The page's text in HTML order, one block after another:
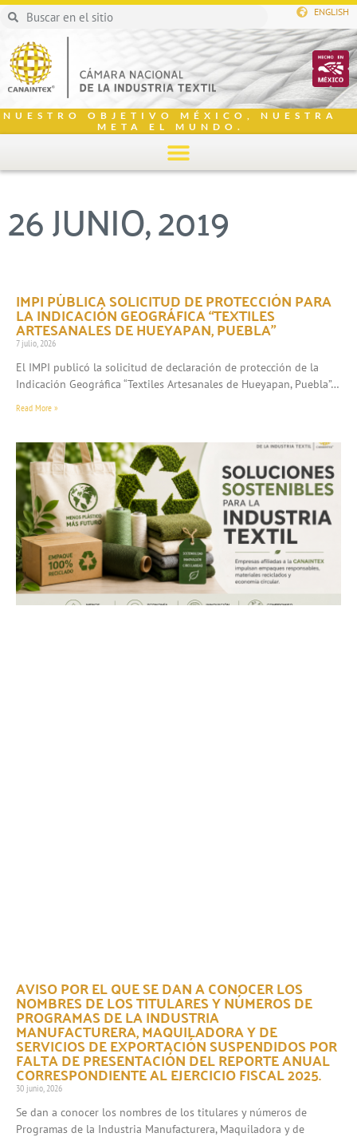
ENGLISH
NUESTRO OBJETIVO MÉXICO, NUESTRA
META EL MUNDO.
26 JUNIO, 2019
IMPI PÚBLICA SOLICITUD DE PROTECCIÓN PARA
LA INDICACIÓN GEOGRÁFICA “TEXTILES
ARTESANALES DE HUEYAPAN, PUEBLA”
7 julio, 2026
El IMPI publicó la solicitud de declaración de protección de la
Indicación Geográfica “Textiles Artesanales de Hueyapan, Puebla”…
Read More »
AVISO POR EL QUE SE DAN A CONOCER LOS
NOMBRES DE LOS TITULARES Y NÚMEROS DE
PROGRAMAS DE LA INDUSTRIA
MANUFACTURERA, MAQUILADORA Y DE
SERVICIOS DE EXPORTACIÓN SUSPENDIDOS POR
FALTA DE PRESENTACIÓN DEL REPORTE ANUAL
CORRESPONDIENTE AL EJERCICIO FISCAL 2025.
30 junio, 2026
Se dan a conocer los nombres de los titulares y números de
Programas de la Industria Manufacturera, Maquiladora y de